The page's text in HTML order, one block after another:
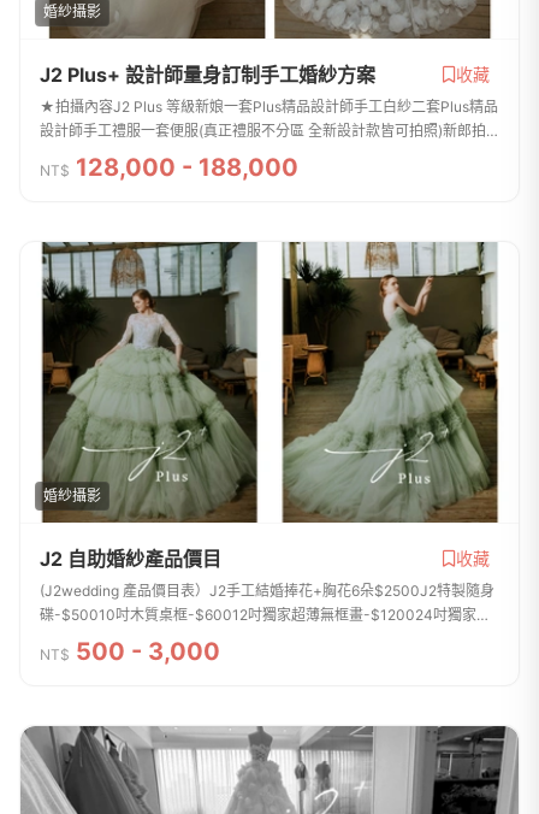
婚紗攝影
J2 Plus+ 設計師量身訂制手工婚紗方案 收藏
★拍攝內容J2 Plus 等級新娘一套Plus精品設計師手工白紗二套Plus精品
設計師手工禮服一套便服(真正禮服不分區 全新設計款皆可拍照)新郎拍
攝西服提供二套(提供背心及特殊款)整體造型全程跟拍服務免費提供安瓶
/ 拍攝道...
NT$ 128,000 - 188,000
婚紗攝影
J2 自助婚紗產品價目 收藏
(J2wedding 產品價目表）J2手工結婚捧花+胸花6朵$2500J2特製隨身
碟-$50010吋木質桌框-$60012吋獨家超薄無框畫-$120024吋獨家超
薄無框畫-$250030吋獨家超薄無框畫-$3500QR code直式謝卡+電子
相簿200張$600QR code方型...
NT$ 500 - 3,000